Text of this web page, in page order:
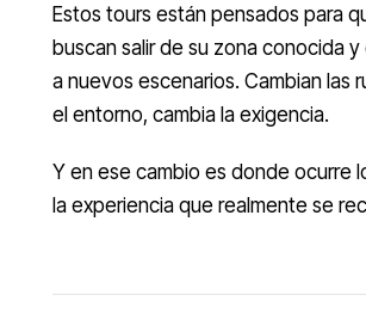
Estos tours están pensados para
buscan salir de su zona conocida
a nuevos escenarios. Cambian las
el entorno, cambia la exigencia.
Y en ese cambio es donde ocurre
la experiencia que realmente se